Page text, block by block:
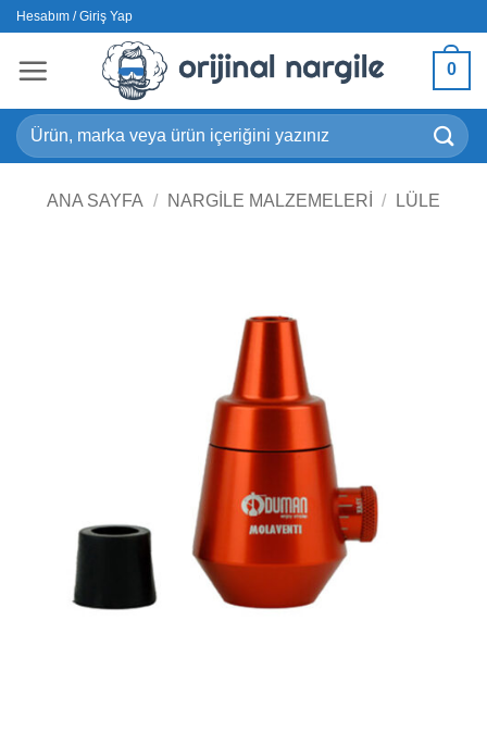
İçeriğe
Hesabım / Giriş Yap
0
Ara:
ANA SAYFA / NARGILE MALZEMELERI / LÜLE